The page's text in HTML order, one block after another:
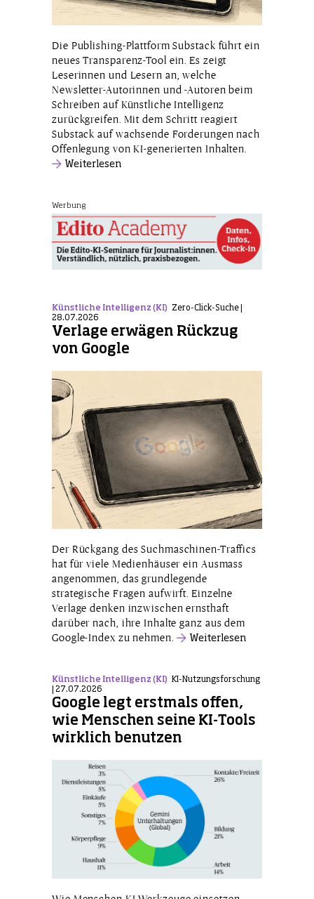
Die Publishing-Plattform Substack führt ein
neues Transparenz-Tool ein. Es zeigt
Leserinnen und Lesern an, welche
Newsletter-Autorinnen und -Autoren beim
Schreiben auf Künstliche Intelligenz
zurückgreifen. Mit dem Schritt reagiert
Substack auf wachsende Forderungen nach
Offenlegung von KI-generierten Inhalten.
Weiterlesen
Werbung
Künstliche Intelligenz (KI) Zero-Click-Suche |
28.07.2026
Verlage erwägen Rückzug
von Google
Der Rückgang des Suchmaschinen-Traffics
hat für viele Medienhäuser ein Ausmass
angenommen, das grundlegende
strategische Fragen aufwirft. Einzelne
Verlage denken inzwischen ernsthaft
darüber nach, ihre Inhalte ganz aus dem
Google-Index zu nehmen.
Weiterlesen
Künstliche Intelligenz (KI) KI-Nutzungsforschung
| 27.07.2026
Google legt erstmals offen,
wie Menschen seine KI-Tools
wirklich benutzen